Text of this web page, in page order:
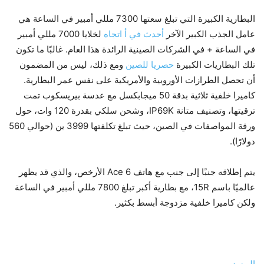
البطارية الكبيرة التي تبلغ سعتها 7300 مللي أمبير في الساعة هي
عامل الجذب الكبير الآخر أحدث في أ اتجاه
لخلايا 7000 مللي أمبير
في الساعة + في الشركات الصينية الرائدة هذا العام. غالبًا ما تكون
تلك البطاريات الكبيرة حصريا للصين ومع ذلك، ليس من المضمون
أن تحصل الطرازات الأوروبية والأمريكية على نفس عمر البطارية.
كاميرا خلفية ثلاثية بدقة 50 ميجابكسل مع عدسة بيريسكوب تمت
ترقيتها، وتصنيف متانة IP69K، وشحن سلكي بقدرة 120 وات، حول
ورقة المواصفات في الصين، حيث تبلغ تكلفتها 3999 ين (حوالي 560
دولارًا).
يتم إطلاقه جنبًا إلى جنب مع هاتف Ace 6 الأرخص، والذي قد يظهر
عالميًا باسم 15R، مع بطارية أكبر تبلغ 7800 مللي أمبير في الساعة
ولكن كاميرا خلفية مزدوجة أبسط بكثير.